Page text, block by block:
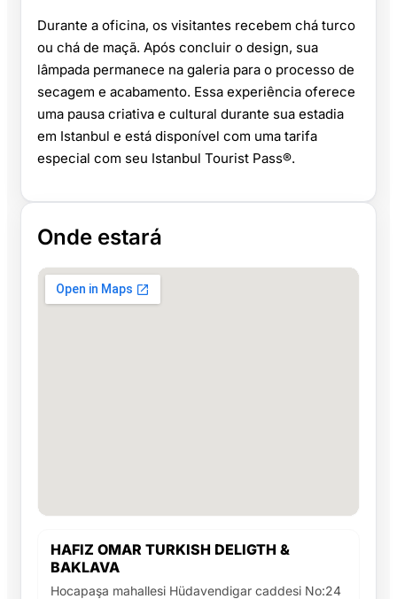
Durante a oficina, os visitantes recebem chá turco
ou chá de maçã. Após concluir o design, sua
lâmpada permanece na galeria para o processo de
secagem e acabamento. Essa experiência oferece
uma pausa criativa e cultural durante sua estadia
em Istanbul e está disponível com uma tarifa
especial com seu Istanbul Tourist Pass®.
Onde estará
HAFIZ OMAR TURKISH DELIGTH &
BAKLAVA
Hocapaşa mahallesi Hüdavendigar caddesi No:24